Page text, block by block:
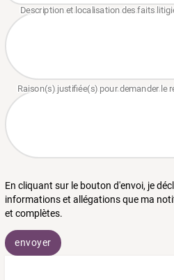
En cliquant sur le bouton d'envoi, je
informations et allégations que ma
et complètes.
envoyer